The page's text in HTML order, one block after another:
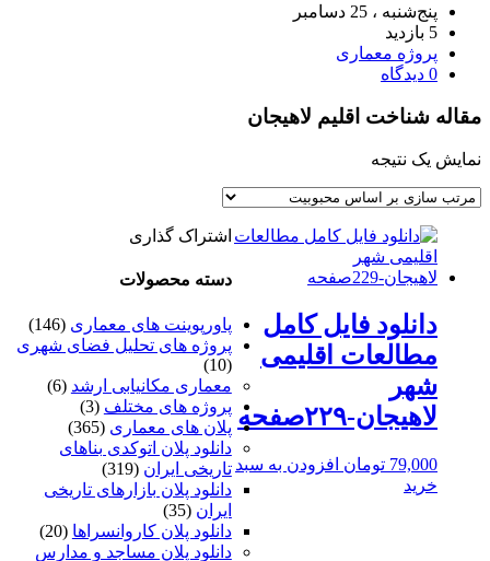
پنج‌شنبه ، 25 دسامبر
5 بازدید
پروژه معماری
0 دیدگاه
مقاله شناخت اقلیم لاهیجان
نمایش یک نتیجه
دانلود فایل کامل
مطالعات اقلیمی
شهر
لاهیجان-۲۲۹صفحه
79,000 تومان افزودن به سبد
خرید
اشتراک گذاری
دسته محصولات
پاورپوینت های معماری (146)
پروژه های تحلیل فضای شهری
(10)
معماری مکانیابی ارشد (6)
پروژه های مختلف (3)
پلان های معماری (365)
دانلود پلان اتوکدی بناهای
تاریخی ایران (319)
دانلود پلان بازارهای تاریخی
ایران (35)
دانلود پلان کاروانسراها (20)
دانلود پلان مساجد و مدارس